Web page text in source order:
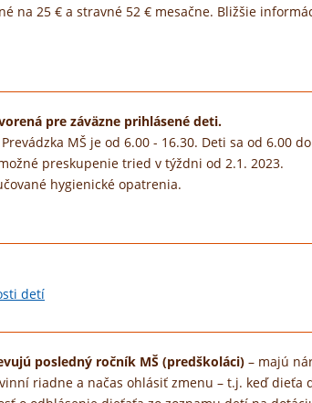
na 25 € a stravné 52 € mesačne. Bližšie
pre záväzne prihlásené deti.
MŠ je od 6.00 - 16.30. Deti sa od 6.00
preskupenie tried v týždni od 2.1. 2023.
hygienické opatrenia.
detí
posledný ročník MŠ (predškoláci) – majú
riadne a načas ohlásiť zmenu – t.j. keď